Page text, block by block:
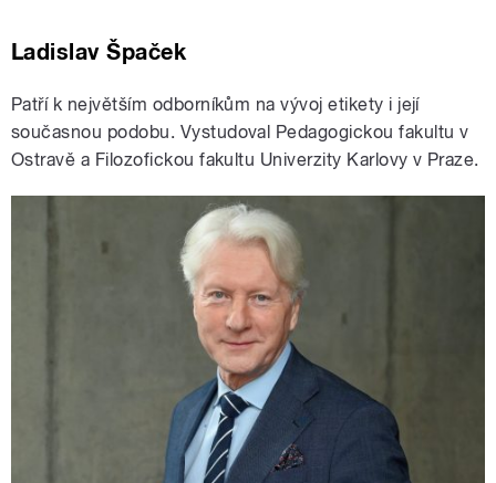
Ladislav Špaček
Patří k největším odborníkům na vývoj etikety i její
současnou podobu. Vystudoval Pedagogickou fakultu v
Ostravě a Filozofickou fakultu Univerzity Karlovy v Praze.